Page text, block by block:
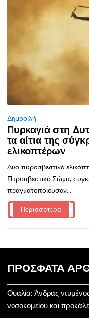
Δημοφιλή
Πυρκαγιά στη
τα αίτια της
ελικοπτέρων
Δύο πυροσβεστικά
Πυροσβεστικό Σώμα,
πραγματοποιούσαν...
Περισσότερα
ΠΡΌΣΦΑΤΑ
Ουαλία: Άνδρας
νοσοκομείου και